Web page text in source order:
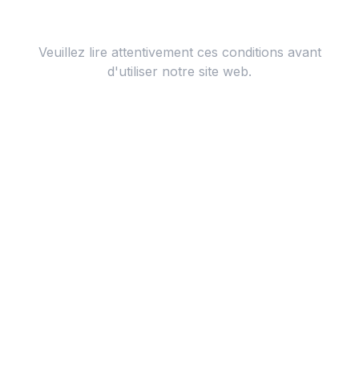
Veuillez lire attentivement ces conditions avant
d'utiliser notre site web.